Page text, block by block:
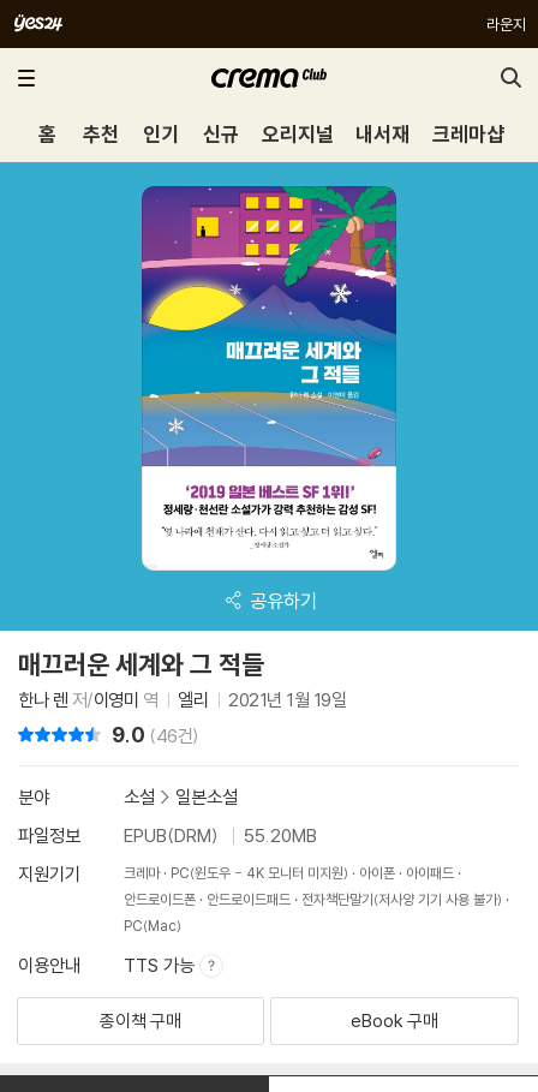
라운지
홈 추천 인기 신규 오리지널 내서재 크레마샵
공유하기
매끄러운 세계와 그 적들
한나 렌 저/이영미 역 엘리 2021년 1월 19일
9.0 (46건)
분야 소설 > 일본소설
파일정보
EPUB(DRM)
55.20MB
지원기기
크레마 PC(윈도우 - 4K 모니터 미지원) 아이폰
아이패드
안드로이드폰
안드로이드패드
전자책단말기(저사양 기기 사용 불가)
PC(Mac)
이용안내 TTS 가능
종이책 구매 eBook 구매